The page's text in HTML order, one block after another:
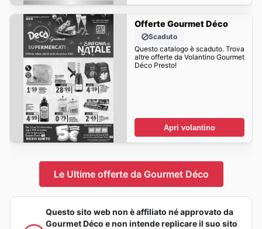
Offerte Gourmet Déco
Scaduto
Questo catalogo è scaduto. Trova
altre offerte da Volantino Gourmet
Déco Presto!
Apri volantino
Le Ultime offerte da Gourmet Déco
Questo sito web non è affiliato né approvato da
Gourmet Déco e non intende replicare il suo sito